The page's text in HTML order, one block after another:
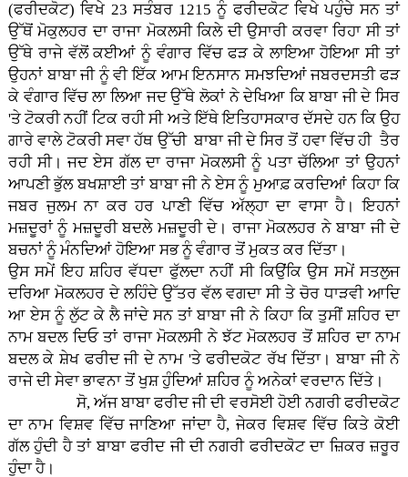
(ਫਰੀਦਕੋਟ) ਵਿਖੇ 23 ਸਤੰਬਰ 1215 ਨੂੰ ਫਰੀਦਕੋਟ ਵਿਖੇ ਪਹੁੰਚੇ ਸਨ ਤਾਂ
ਉੱਥੋਂ ਮੋਕੁਲਹਰ ਦਾ ਰਾਜਾ ਮੋਕਲਸੀ ਕਿਲੇ ਦੀ ਉਸਾਰੀ ਕਰਵਾ ਰਿਹਾ ਸੀ ਤਾਂ
ਉੱਥੇ ਰਾਜੇ ਵੱਲੋਂ ਕਈਆਂ ਨੂੰ ਵੰਗਾਰ ਵਿੱਚ ਫੜ ਕੇ ਲਾਇਆ ਹੋਇਆ ਸੀ ਤਾਂ
ਉਹਨਾਂ ਬਾਬਾ ਜੀ ਨੂੰ ਵੀ ਇੱਕ ਆਮ ਇਨਸਾਨ ਸਮਝਦਿਆਂ ਜਬਰਦਸਤੀ ਫੜ
ਕੇ ਵੰਗਾਰ ਵਿੱਚ ਲਾ ਲਿਆ ਜਦ ਉੱਥੇ ਲੋਕਾਂ ਨੇ ਦੇਖਿਆ ਕਿ ਬਾਬਾ ਜੀ ਦੇ ਸਿਰ
'ਤੇ ਟੋਕਰੀ ਨਹੀਂ ਟਿਕ ਰਹੀ ਸੀ ਅਤੇ ਇੱਥੇ ਇਤਿਹਾਸਕਾਰ ਦੱਸਦੇ ਹਨ ਕਿ ਉਹ
ਗਾਰੇ ਵਾਲੇ ਟੋਕਰੀ ਸਵਾ ਹੱਥ ਉੱਚੀ ਬਾਬਾ ਜੀ ਦੇ ਸਿਰ ਤੋਂ ਹਵਾ ਵਿੱਚ ਹੀ ਤੈਰ
ਰਹੀ ਸੀ। ਜਦ ਏਸ ਗੱਲ ਦਾ ਰਾਜਾ ਮੋਕਲਸੀ ਨੂੰ ਪਤਾ ਚੱਲਿਆ ਤਾਂ ਉਹਨਾਂ
ਆਪਣੀ ਭੁੱਲ ਬਖਸ਼ਾਈ ਤਾਂ ਬਾਬਾ ਜੀ ਨੇ ਏਸ ਨੂੰ ਮੁਆਫ਼ ਕਰਦਿਆਂ ਕਿਹਾ ਕਿ
ਜਬਰ ਜੁਲਮ ਨਾ ਕਰ ਹਰ ਪਾਣੀ ਵਿੱਚ ਅੱਲ੍ਹਾ ਦਾ ਵਾਸਾ ਹੈ। ਇਹਨਾਂ
ਮਜ਼ਦੂਰਾਂ ਨੂੰ ਮਜ਼ਦੂਰੀ ਬਦਲੇ ਮਜ਼ਦੂਰੀ ਦੇ। ਰਾਜਾ ਮੋਕਲਹਰ ਨੇ ਬਾਬਾ ਜੀ ਦੇ
ਬਚਨਾਂ ਨੂੰ ਮੰਨਦਿਆਂ ਹੋਇਆ ਸਭ ਨੂੰ ਵੰਗਾਰ ਤੋਂ ਮੁਕਤ ਕਰ ਦਿੱਤਾ।
ਉਸ ਸਮੇਂ ਇਹ ਸ਼ਹਿਰ ਵੱਧਦਾ ਫੁੱਲਦਾ ਨਹੀਂ ਸੀ ਕਿਉਂਕਿ ਉਸ ਸਮੇਂ ਸਤਲੁਜ
ਦਰਿਆ ਮੋਕਲਹਰ ਦੇ ਲਹਿੰਦੇ ਉੱਤਰ ਵੱਲ ਵਗਦਾ ਸੀ ਤੇ ਚੋਰ ਧਾੜਵੀ ਆਦਿ
ਆ ਏਸ ਨੂੰ ਲੁੱਟ ਕੇ ਲੈ ਜਾਂਦੇ ਸਨ ਤਾਂ ਬਾਬਾ ਜੀ ਨੇ ਕਿਹਾ ਕਿ ਤੁਸੀਂ ਸ਼ਹਿਰ ਦਾ
ਨਾਮ ਬਦਲ ਦਿਓ ਤਾਂ ਰਾਜਾ ਮੋਕਲਸੀ ਨੇ ਝੱਟ ਮੋਕਲਹਰ ਤੋਂ ਸ਼ਹਿਰ ਦਾ ਨਾਮ
ਬਦਲ ਕੇ ਸ਼ੇਖ ਫਰੀਦ ਜੀ ਦੇ ਨਾਮ 'ਤੇ ਫਰੀਦਕੋਟ ਰੱਖ ਦਿੱਤਾ। ਬਾਬਾ ਜੀ ਨੇ
ਰਾਜੇ ਦੀ ਸੇਵਾ ਭਾਵਨਾ ਤੋਂ ਖੁਸ਼ ਹੁੰਦਿਆਂ ਸ਼ਹਿਰ ਨੂੰ ਅਨੇਕਾਂ ਵਰਦਾਨ ਦਿੱਤੇ।
ਸੋ, ਅੱਜ ਬਾਬਾ ਫਰੀਦ ਜੀ ਦੀ ਵਰਸੋਈ ਹੋਈ ਨਗਰੀ ਫਰੀਦਕੋਟ
ਦਾ ਨਾਮ ਵਿਸ਼ਵ ਵਿੱਚ ਜਾਣਿਆ ਜਾਂਦਾ ਹੈ, ਜੇਕਰ ਵਿਸ਼ਵ ਵਿੱਚ ਕਿਤੇ ਕੋਈ
ਗੱਲ ਹੁੰਦੀ ਹੈ ਤਾਂ ਬਾਬਾ ਫਰੀਦ ਜੀ ਦੀ ਨਗਰੀ ਫਰੀਦਕੋਟ ਦਾ ਜ਼ਿਕਰ ਜ਼ਰੂਰ
ਹੁੰਦਾ ਹੈ।